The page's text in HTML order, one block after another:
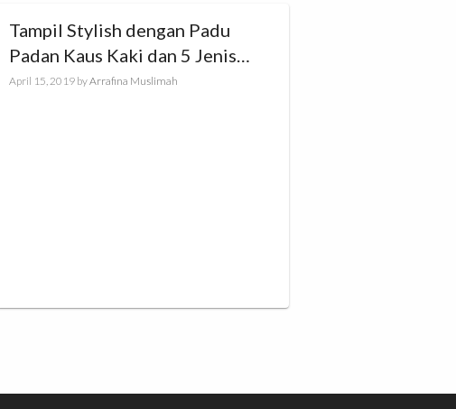
Tampil Stylish dengan Padu
Padan Kaus Kaki dan 5 Jenis
Sepatu Ini!
April 15, 2019 byArrafina Muslimah